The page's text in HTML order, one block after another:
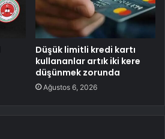
Düşük limitli kredi kartı
kullananlar artık iki kere
düşünmek zorunda
Ağustos 6, 2026